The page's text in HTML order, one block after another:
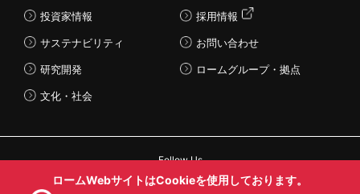
投資家情報
サステナビリティ
研究開発
文化・社会
採用情報
お問い合わせ
ロームグループ・拠点
Follow Us
ロームWebサイトはCookieを使用しております。